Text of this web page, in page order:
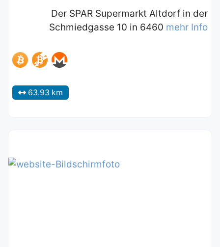
Der SPAR Supermarkt Altdorf in der
Schmiedgasse 10 in 6460 mehr Info
63.93 km